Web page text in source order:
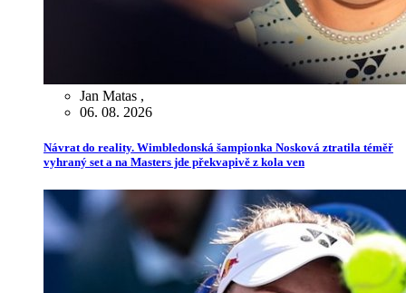
Jan Matas ,
06. 08. 2026
Návrat do reality. Wimbledonská šampionka Nosková ztratila téměř
vyhraný set a na Masters jde překvapivě z kola ven